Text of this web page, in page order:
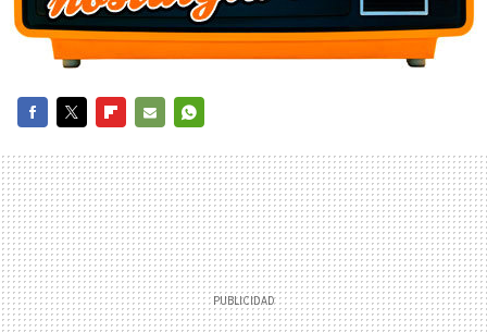
MAIL